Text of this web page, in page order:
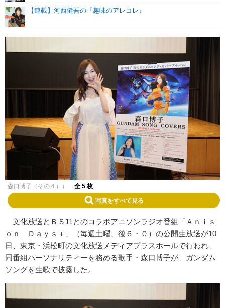
【連載】河西健吾の『趣味のアレコレ』
森口博子（その４）） 全 5 枚
写真をすべて見る
文化放送とＢＳ11とのコラボアニソンラジオ番組「Ａｎｉｓ
ｏｎ Ｄａｙｓ＋」（毎週土曜、後６・０）の公開生放送が10
日、東京・浜松町の文化放送メディアプラスホールで行われ、
同番組パーソナリティーを務める歌手・森口博子が、ガンダム
ソングを生歌で披露した。